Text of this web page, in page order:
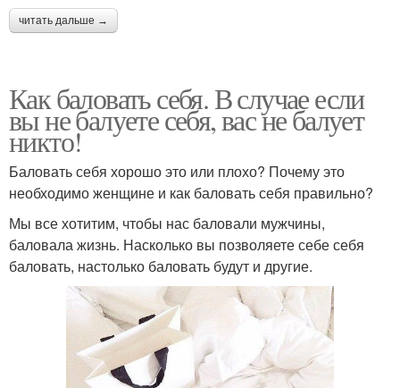
читать дальше →
Как баловать себя. В случае если
вы не балуете себя, вас не балует
никто!
Баловать себя хорошо это или плохо? Почему это
необходимо женщине и как баловать себя правильно?
Мы все хотитим, чтобы нас баловали мужчины,
баловала жизнь. Насколько вы позволяете себе себя
баловать, настолько баловать будут и другие.